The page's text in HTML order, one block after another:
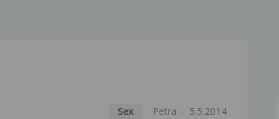
Sex Petra 5.5.2014